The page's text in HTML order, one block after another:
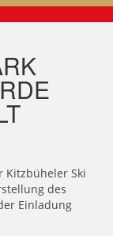
Kitzbüheler Ski
des
Einladung